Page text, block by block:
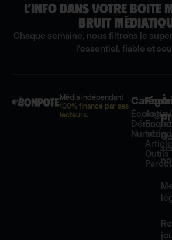
L’INFO DANS VOTRE BOITE
BRUIT
Chaque semaine, nous filtrons le
l'essentiel, fiable et
Média indépendant
100% financé par ses
lecteurs.
Écologie
Outils
À